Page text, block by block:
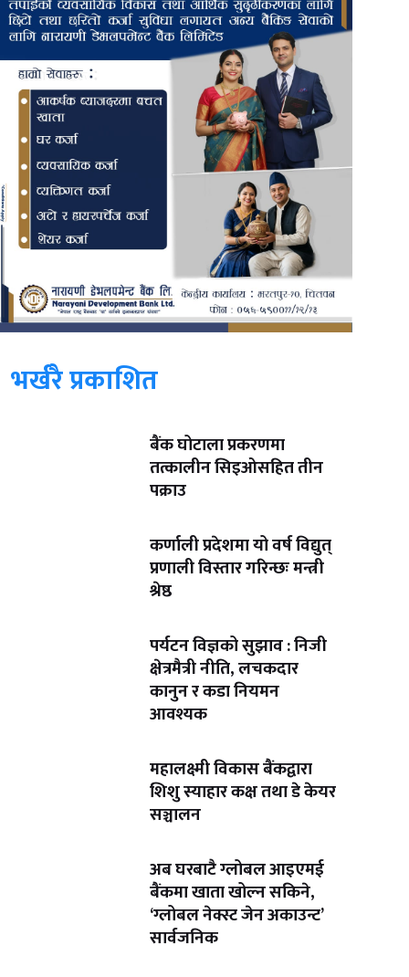
भर्खरै प्रकाशित
बैंक घोटाला प्रकरणमा
तत्कालीन सिइओसहित तीन
पक्राउ
कर्णाली प्रदेशमा यो वर्ष विद्युत्
प्रणाली विस्तार गरिन्छः मन्त्री
श्रेष्ठ
पर्यटन विज्ञको सुझाव : निजी
क्षेत्रमैत्री नीति, लचकदार
कानुन र कडा नियमन
आवश्यक
महालक्ष्मी विकास बैंकद्वारा
शिशु स्याहार कक्ष तथा डे केयर
सञ्चालन
अब घरबाटै ग्लोबल आइएमई
बैंकमा खाता खोल्न सकिने,
‘ग्लोबल नेक्स्ट जेन अकाउन्ट’
सार्वजनिक